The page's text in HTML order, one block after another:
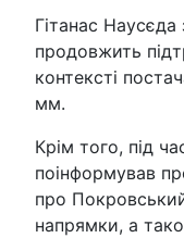
Гітанас
продовжить
контексті
мм.
Крім того, під
поінформував
про
напрямки, а